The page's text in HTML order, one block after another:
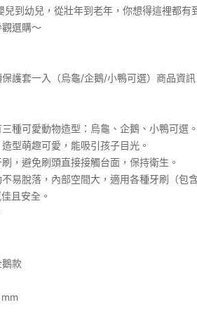
兒到幼兒，從壯年到老年，你想得這裡都
選購～
護套一入（烏龜/企鵝/小鴨可選）商品資訊
種可愛動物造型：烏龜、企鵝、小鴨可選。
型萌趣可愛，能吸引孩子目光。
，避免刷頭直接接觸台面，保持衛生。
易脫落，內部空間大，適用各種牙刷（包
且安全。
款